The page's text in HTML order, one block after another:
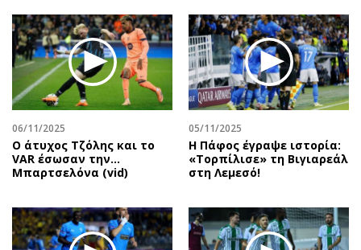
Περιβάλλον
Ελλάδα
Κόσμος
Παράξενα
Πολιτισμός
Σινεμά
Θέατρο-Χορός
Μουσική
Βιβλίο
Ταξίδια
Συνταγές
Έξοδος
Media
Εκπομπές
Wine routes
Podcasts
Uncut
Προσωπικότητες στην ''Κ''
06/11/2025
Ο άτυχος Τζόλης και το
VAR έσωσαν την…
Μπαρτσελόνα (vid)
05/11/2025
Η Πάφος έγραψε ιστορία:
«Τορπίλισε» τη Βιγιαρεάλ
στη Λεμεσό!